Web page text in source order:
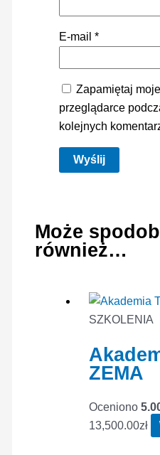
E-mail *
Zapamiętaj
przeglądarce
kolejnych
Może
również…
SZKOLENIA
ZEMA
Oceniono
13,500.00zł